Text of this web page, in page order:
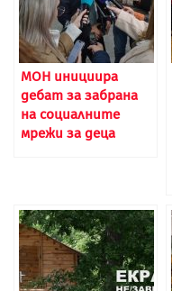
МОН инициира
дебат за забрана
на социалните
мрежи за деца